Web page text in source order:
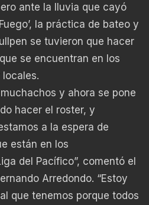
ante la lluvia que cayó
la práctica de bateo y
se tuvieron que hacer
se encuentran en los
y ahora se pone
hacer el roster, y
a la espera de
están en los
del Pacífico”, comentó el
Arredondo. “Estoy
que tenemos porque todos